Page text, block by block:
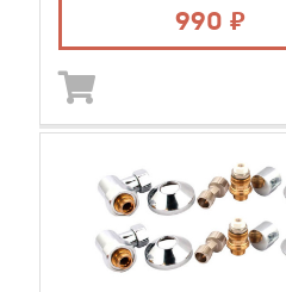
990